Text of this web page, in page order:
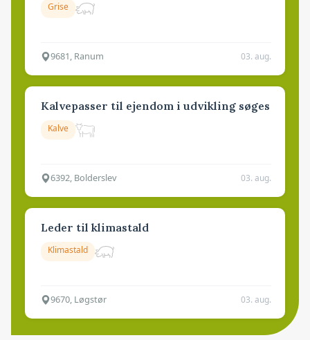
Grise
9681, Ranum 03. aug.
Kalvepasser til ejendom i udvikling søges
Kalve
6392, Bolderslev 03. aug.
Leder til klimastald
Klimastald
9670, Løgstør 03. aug.